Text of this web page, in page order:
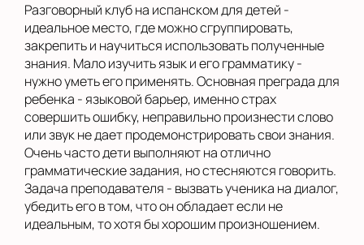
Разговорный клуб на испанском для детей -
идеальное место, где можно сгруппировать,
закрепить и научиться использовать полученные
знания. Мало изучить язык и его грамматику -
нужно уметь его применять. Основная преграда для
ребенка - языковой барьер, именно страх
совершить ошибку, неправильно произнести слово
или звук не дает продемонстрировать свои знания.
Очень часто дети выполняют на отлично
грамматические задания, но стесняются говорить.
Задача преподавателя - вызвать ученика на диалог,
убедить его в том, что он обладает если не
идеальным, то хотя бы хорошим произношением.